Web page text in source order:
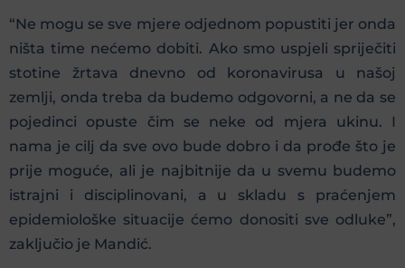
“Ne mogu se sve mjere odjednom popustiti jer onda
ništa time nećemo dobiti. Ako smo uspjeli spriječiti
stotine žrtava dnevno od koronavirusa u našoj
zemlji, onda treba da budemo odgovorni, a ne da se
pojedinci opuste čim se neke od mjera ukinu. I
nama je cilj da sve ovo bude dobro i da prođe što je
prije moguće, ali je najbitnije da u svemu budemo
istrajni i disciplinovani, a u skladu s praćenjem
epidemiološke situacije ćemo donositi sve odluke”,
zaključio je Mandić.